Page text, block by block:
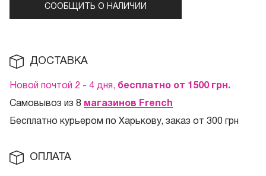
СООБЩИТЬ О НАЛИЧИИ
ДОСТАВКА
Новой почтой 2 - 4 дня, бесплатно от 1500 грн.
Самовывоз из 8 магазинов French
Бесплатно курьером по Харькову, заказ от 300 грн
ОПЛАТА